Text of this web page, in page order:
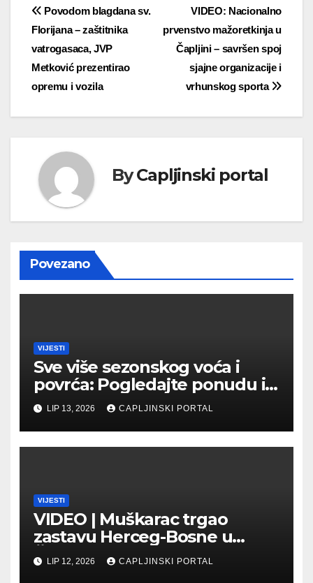
Navigacija
objava
VIDEO: Nacionalno
prvenstvo mažoretkinja u
Čapljini – savršen spoj
sjajne organizacije i
vrhunskog sporta
Povodom blagdana sv.
Florijana – zaštitnika
vatrogasaca, JVP
Metković prezentirao
opremu i vozila
ByCapljinski portal
Povezano
VIJESTI
Sve više sezonskog voća i
povrća: Pogledajte ponudu i
cijene na čapljinskoj
Veletržnici
LIP 13, 2026 CAPLJINSKI PORTAL
VIJESTI
VIDEO | Muškarac trgao
zastavu Herceg-Bosne u
Čapljini: Traži se hitno
uhićenje
LIP 12, 2026 CAPLJINSKI PORTAL